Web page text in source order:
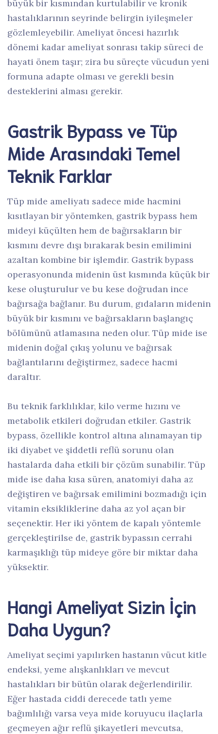
büyük bir kısmından kurtulabilir ve kronik
hastalıklarının seyrinde belirgin iyileşmeler
gözlemleyebilir. Ameliyat öncesi hazırlık
dönemi kadar ameliyat sonrası takip süreci de
hayati önem taşır; zira bu süreçte vücudun yeni
formuna adapte olması ve gerekli besin
desteklerini alması gerekir.
Gastrik Bypass ve Tüp
Mide Arasındaki Temel
Teknik Farklar
Tüp mide ameliyatı sadece mide hacmini
kısıtlayan bir yöntemken, gastrik bypass hem
mideyi küçülten hem de bağırsakların bir
kısmını devre dışı bırakarak besin emilimini
azaltan kombine bir işlemdir. Gastrik bypass
operasyonunda midenin üst kısmında küçük bir
kese oluşturulur ve bu kese doğrudan ince
bağırsağa bağlanır. Bu durum, gıdaların midenin
büyük bir kısmını ve bağırsakların başlangıç
bölümünü atlamasına neden olur. Tüp mide ise
midenin doğal çıkış yolunu ve bağırsak
bağlantılarını değiştirmez, sadece hacmi
daraltır.
Bu teknik farklılıklar, kilo verme hızını ve
metabolik etkileri doğrudan etkiler. Gastrik
bypass, özellikle kontrol altına alınamayan tip
iki diyabet ve şiddetli reflü sorunu olan
hastalarda daha etkili bir çözüm sunabilir. Tüp
mide ise daha kısa süren, anatomiyi daha az
değiştiren ve bağırsak emilimini bozmadığı için
vitamin eksikliklerine daha az yol açan bir
seçenektir. Her iki yöntem de kapalı yöntemle
gerçekleştirilse de, gastrik bypassın cerrahi
karmaşıklığı tüp mideye göre bir miktar daha
yüksektir.
Hangi Ameliyat Sizin İçin
Daha Uygun?
Ameliyat seçimi yapılırken hastanın vücut kitle
endeksi, yeme alışkanlıkları ve mevcut
hastalıkları bir bütün olarak değerlendirilir.
Eğer hastada ciddi derecede tatlı yeme
bağımlılığı varsa veya mide koruyucu ilaçlarla
geçmeyen ağır reflü şikayetleri mevcutsa,